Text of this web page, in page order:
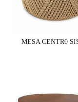
MESA CENTR0